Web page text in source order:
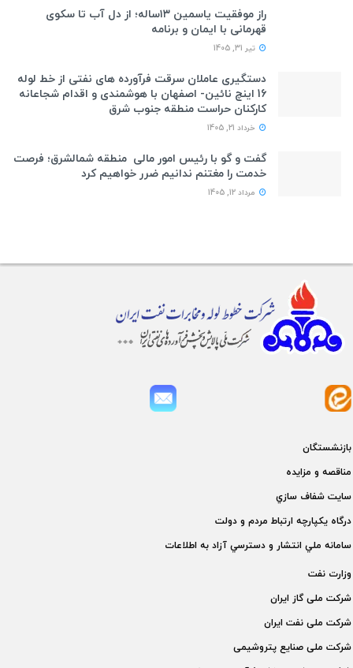
راز موفقیت یاسمین ۱۳ساله؛ از دل آب تا سکوی
قهرمانی با ایمان و برنامه
تیر 31, 1405
دستگیری عاملان سرقت فرآورده های نفتی از خط لوله
16 اینچ نائین- اصفهان با هوشمندی و اقدام شجاعانه
کارکنان حراست منطقه جنوب شرق
خرداد 21, 1405
گفت و گو با رئیس امور مالی منطقه شمالشرق؛ فرصت
خدمت را مغتنم ندانیم ضرر خواهیم کرد
مرداد 12, 1405
بازنشستگان
مناقصه و مزايده
سايت شفاف سازي
درگاه يكپارچه ارتباط مردم و دولت
سامانه ملي انتشار و دسترسي آزاد به اطلاعات
وزارت نفت
شركت ملی گاز ايران
شركت ملی نفت ايران
شركت ملی صنايع پتروشيمی